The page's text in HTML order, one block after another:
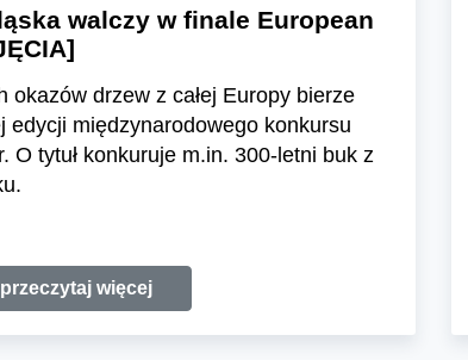
walczy w finale European
okazów drzew z całej Europy bierze
edycji międzynarodowego konkursu
O tytuł konkuruje m.in. 300-letni buk z
przeczytaj więcej